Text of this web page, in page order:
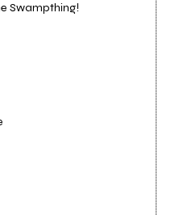
Swampthing!